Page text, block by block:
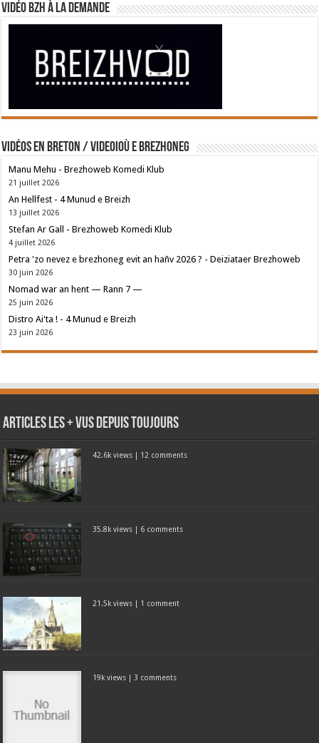
Vidéo BZH à la demande
Vidéos en breton / Videoioù e brezhoneg
Manu Mehu - Brezhoweb Komedi Klub
21 juillet 2026
An Hellfest - 4 Munud e Breizh
13 juillet 2026
Stefan Ar Gall - Brezhoweb Komedi Klub
4 juillet 2026
Petra 'zo nevez e brezhoneg evit an hañv 2026 ? - Deiziataer Brezhoweb
30 juin 2026
Nomad war an hent — Rann 7 —
25 juin 2026
Distro Ai'ta ! - 4 Munud e Breizh
23 juin 2026
Articles les + vus depuis toujours
42.6k views | 12 comments
35.8k views | 6 comments
21.5k views | 1 comment
19k views | 3 comments